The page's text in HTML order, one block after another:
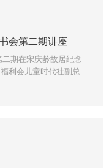
会第二期讲座
二期在宋庆龄故居纪念
利会儿童时代社副总